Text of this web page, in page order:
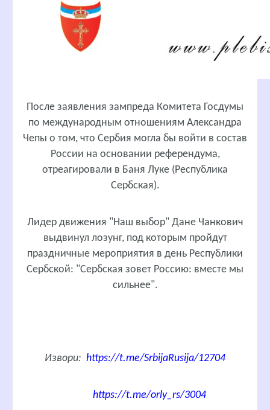
После заявления зампреда Комитета Госдумы
по международным отношениям Александра
Чепы о том, что Сербия могла бы войти в состав
России на основании референдума,
отреагировали в Баня Луке (Республика
Сербская).
Лидер движения "Наш выбор" Дане Чанкович
выдвинул лозунг, под которым пройдут
праздничные мероприятия в день Республики
Сербской: "Сербская зовет Россию: вместе мы
сильнее".
Извори: https://t.me/SrbijaRusija/12704
https://t.me/orly_rs/3004